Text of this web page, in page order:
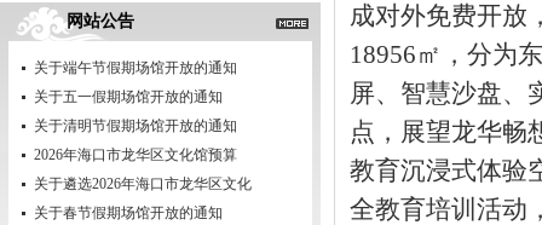
网站公告
关于端午节假期场馆开放的通知
关于五一假期场馆开放的通知
关于清明节假期场馆开放的通知
2026年海口市龙华区文化馆预算
关于遴选2026年海口市龙华区文化
关于春节假期场馆开放的通知
成对外免费开放
18956㎡，分为
屏、智慧沙盘、
点，展望龙华畅
教育沉浸式体验
全教育培训活动